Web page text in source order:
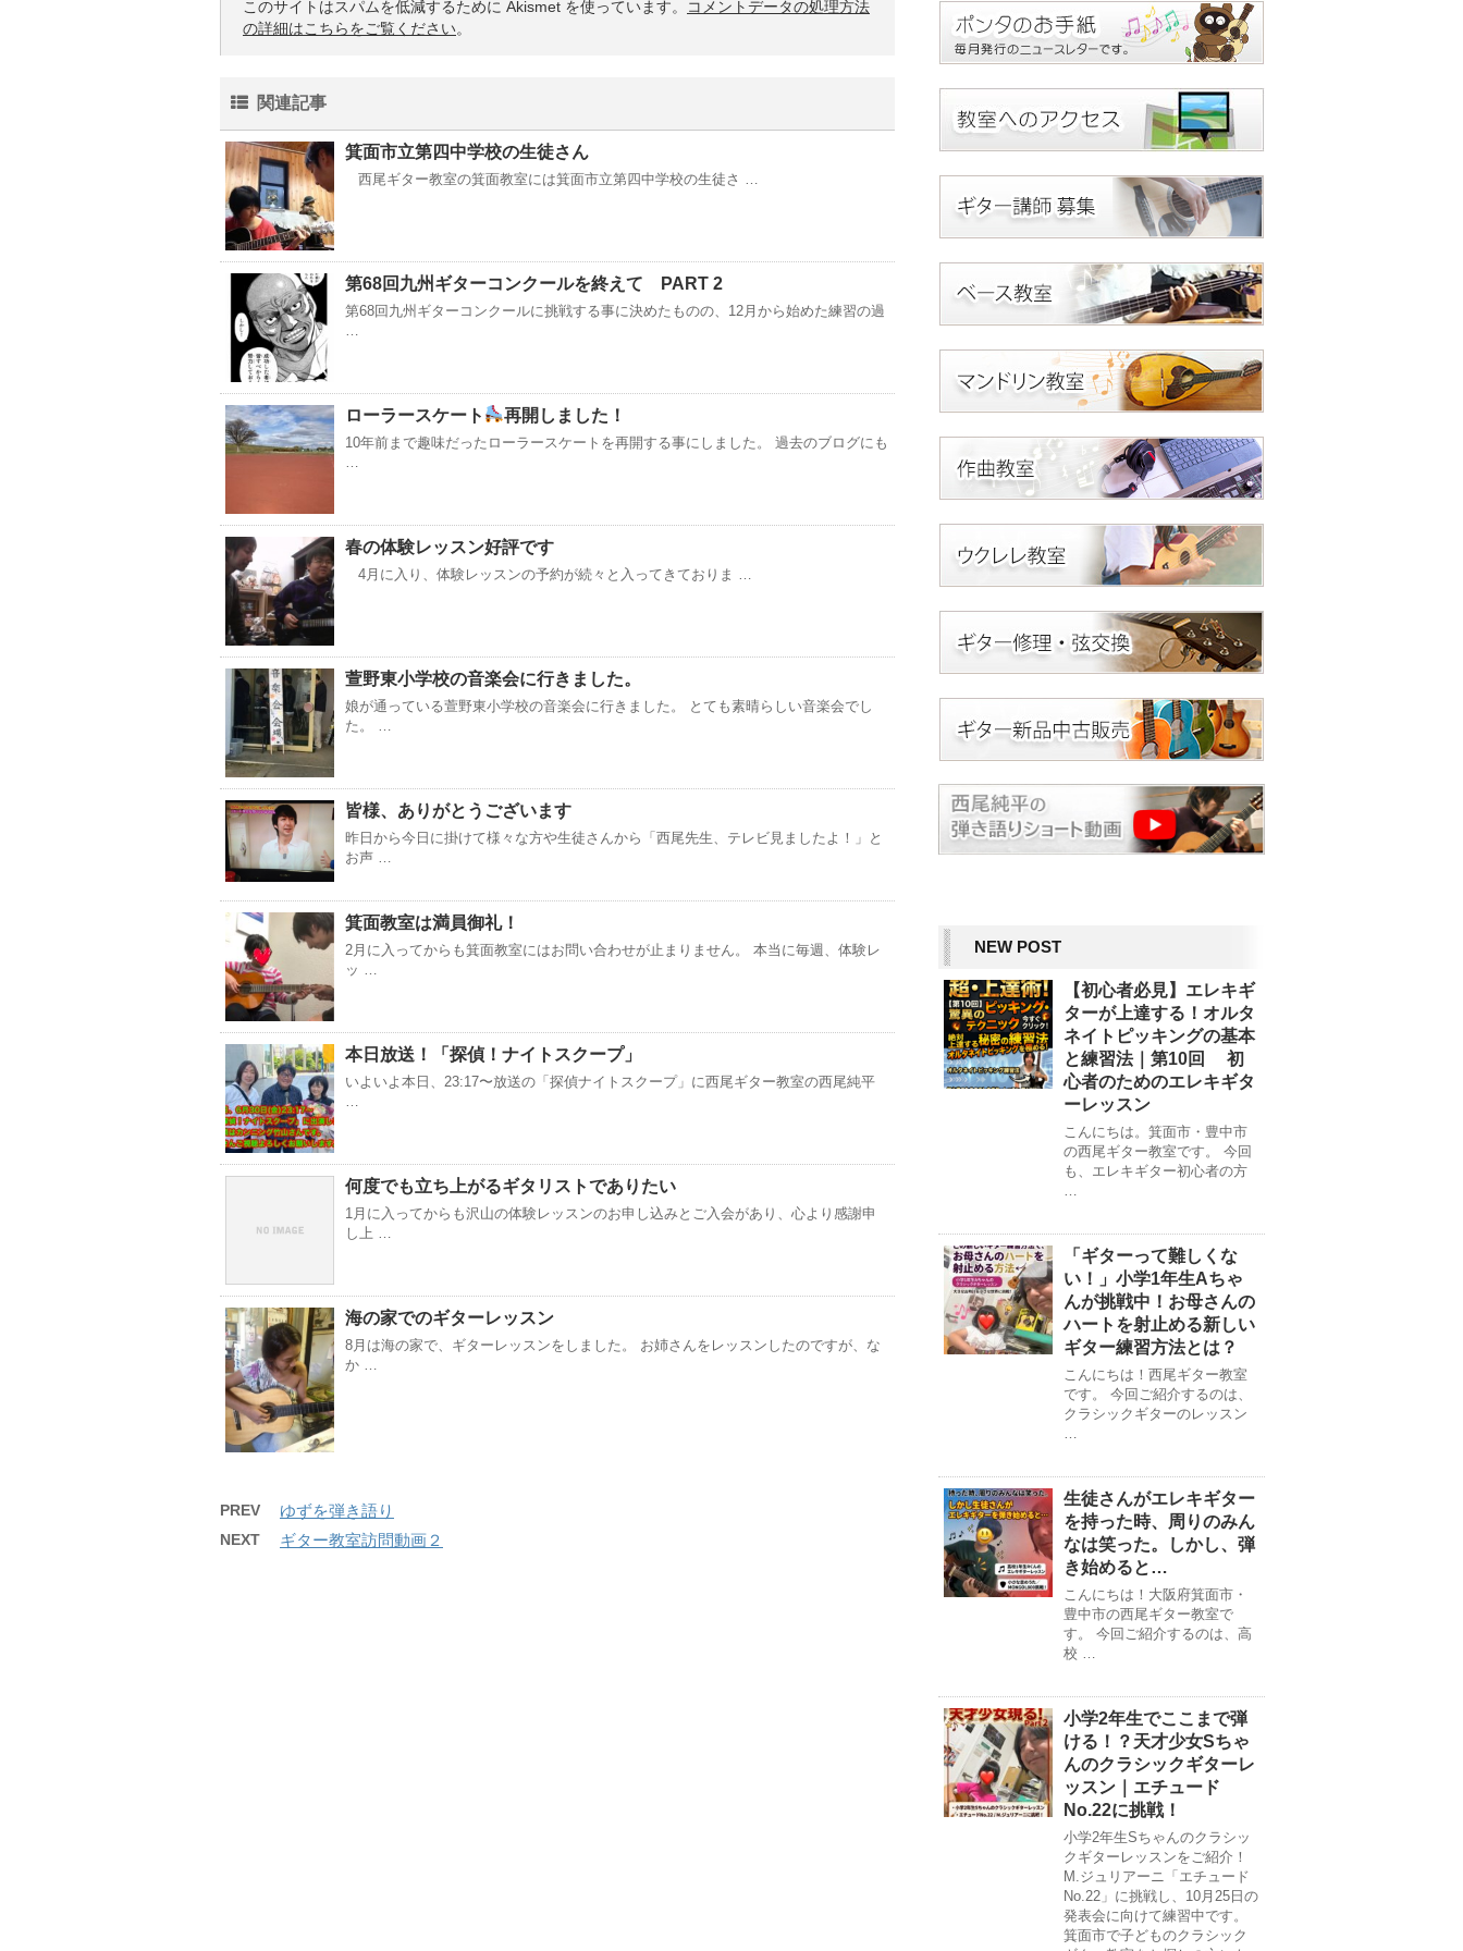
このサイトはスパムを低減するために Akismet を使っています。
コメントデータの処理方法
の詳細はこちらをご覧ください。
関連記事
箕面市立第四中学校の生徒さん
西尾ギター教室の箕面教室には箕面市立第四中学校の生徒さ …
第68回九州ギターコンクールを終えて PART 2
第68回九州ギターコンクールに挑戦する事に決めたものの、12月から始めた練習の過
ローラースケート 再開しました！
10年前まで趣味だったローラースケートを再開する事にしました。 過去のブログにも
春の体験レッスン好評です
4月に入り、体験レッスンの予約が続々と入ってきておりま …
萱野東小学校の音楽会に行きました。
娘が通っている萱野東小学校の音楽会に行きました。 とても素晴らしい音楽会でし
た。 …
皆様、ありがとうございます
昨日から今日に掛けて様々な方や生徒さんから「西尾先生、テレビ見ましたよ！」と
お声 …
箕面教室は満員御礼！
2月に入ってからも箕面教室にはお問い合わせが止まりません。 本当に毎週、体験レ
ッ …
本日放送！「探偵！ナイトスクープ」
いよいよ本日、23:17〜放送の「探偵ナイトスクープ」に西尾ギター教室の西尾純平
何度でも立ち上がるギタリストでありたい
1月に入ってからも沢山の体験レッスンのお申し込みとご入会があり、心より感謝申
し上 …
海の家でのギターレッスン
8月は海の家で、ギターレッスンをしました。 お姉さんをレッスンしたのですが、な
か …
PREV ゆずを弾き語り
NEXT ギター教室訪問動画２
NEW POST
【初心者必見】エレキギ
ターが上達する！オルタ
ネイトピッキングの基本
と練習法｜第10回 初
心者のためのエレキギタ
ーレッスン
こんにちは。箕面市・豊中市
の西尾ギター教室です。 今回
も、エレキギター初心者の方
…
「ギターって難しくな
い！」小学1年生Aちゃ
んが挑戦中！お母さんの
ハートを射止める新しい
ギター練習方法とは？
こんにちは！西尾ギター教室
です。 今回ご紹介するのは、
クラシックギターのレッスン
…
生徒さんがエレキギター
を持った時、周りのみん
なは笑った。しかし、弾
き始めると…
こんにちは！大阪府箕面市・
豊中市の西尾ギター教室で
す。 今回ご紹介するのは、高
校 …
小学2年生でここまで弾
ける！？天才少女Sちゃ
んのクラシックギターレ
ッスン｜エチュード
No.22に挑戦！
小学2年生Sちゃんのクラシッ
クギターレッスンをご紹介！
M.ジュリアーニ「エチュード
No.22」に挑戦し、10月25日の
発表会に向けて練習中です。
箕面市で子どものクラシック